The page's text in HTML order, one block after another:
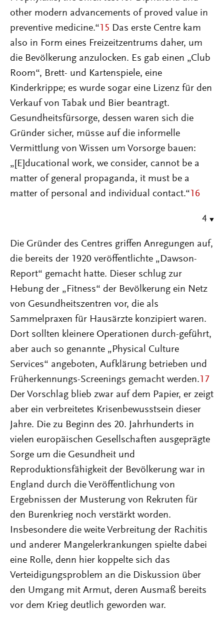
other modern advancements of proved value in
preventive medicine.“15 Das erste Centre kam
also in Form eines Freizeitzentrums daher, um
die Bevölkerung anzulocken. Es gab einen „Club
Room“, Brett- und Kartenspiele, eine
Kinderkrippe; es wurde sogar eine Lizenz für den
Verkauf von Tabak und Bier beantragt.
Gesundheitsfürsorge, dessen waren sich die
Gründer sicher, müsse auf die informelle
Vermittlung von Wissen um Vorsorge bauen:
„[E]ducational work, we consider, cannot be a
matter of general propaganda, it must be a
matter of personal and individual contact.“16
4
Die Gründer des Centres griffen Anregungen auf,
die bereits der 1920 veröffentlichte „Dawson-
Report“ gemacht hatte. Dieser schlug zur
Hebung der „Fitness“ der Bevölkerung ein Netz
von Gesundheitszentren vor, die als
Sammelpraxen für Hausärzte konzipiert waren.
Dort sollten kleinere Operationen durch-geführt,
aber auch so genannte „Physical Culture
Services“ angeboten, Aufklärung betrieben und
Früherkennungs-Screenings gemacht werden.17
Der Vorschlag blieb zwar auf dem Papier, er zeigt
aber ein verbreitetes Krisenbewusstsein dieser
Jahre. Die zu Beginn des 20. Jahrhunderts in
vielen europäischen Gesellschaften ausgeprägte
Sorge um die Gesundheit und
Reproduktionsfähigkeit der Bevölkerung war in
England durch die Veröffentlichung von
Ergebnissen der Musterung von Rekruten für
den Burenkrieg noch verstärkt worden.
Insbesondere die weite Verbreitung der Rachitis
und anderer Mangelerkrankungen spielte dabei
eine Rolle, denn hier koppelte sich das
Verteidigungsproblem an die Diskussion über
den Umgang mit Armut, deren Ausmaß bereits
vor dem Krieg deutlich geworden war.